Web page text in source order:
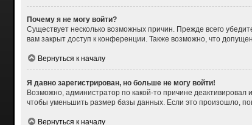
Почему я не могу войти?
Существует несколько возможных причин. Прежде всего
вам закрыт доступ к конференции. Также возможно, что
Вернуться к началу
Я давно зарегистрирован, но больше не могу войти!
Возможно, администратор по какой-то причине
чтобы уменьшить размер базы данных. Если это произошло,
Вернуться к началу